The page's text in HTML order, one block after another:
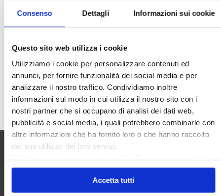
Consenso Dettagli Informazioni sui cookie
Questo sito web utilizza i cookie
Utilizziamo i cookie per personalizzare contenuti ed
annunci, per fornire funzionalità dei social media e per
analizzare il nostro traffico. Condividiamo inoltre
informazioni sul modo in cui utilizza il nostro sito con i
nostri partner che si occupano di analisi dei dati web,
pubblicità e social media, i quali potrebbero combinarle con
altre informazioni che ha fornito loro o che hanno raccolto
dal suo utilizzo dei loro servizi.
Chiudendo il banner cliccando sullaXverranno accettati
solo i cookie necessari.
Accetta tutti
Rendite Catastali
Rivoluzioneliberale
Ruderi
Sicurezza
Sommerso
Cerca
Utilità